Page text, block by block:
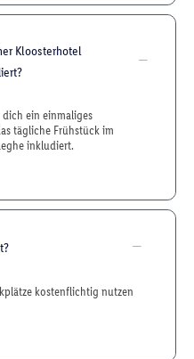
Kloosterhotel
ein einmaliges
tägliche Frühstück im
inkludiert.
kostenflichtig nutzen